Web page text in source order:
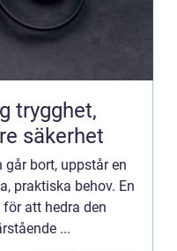
säkerhet
går bort, uppstår en
praktiska behov. En
att hedra den
...